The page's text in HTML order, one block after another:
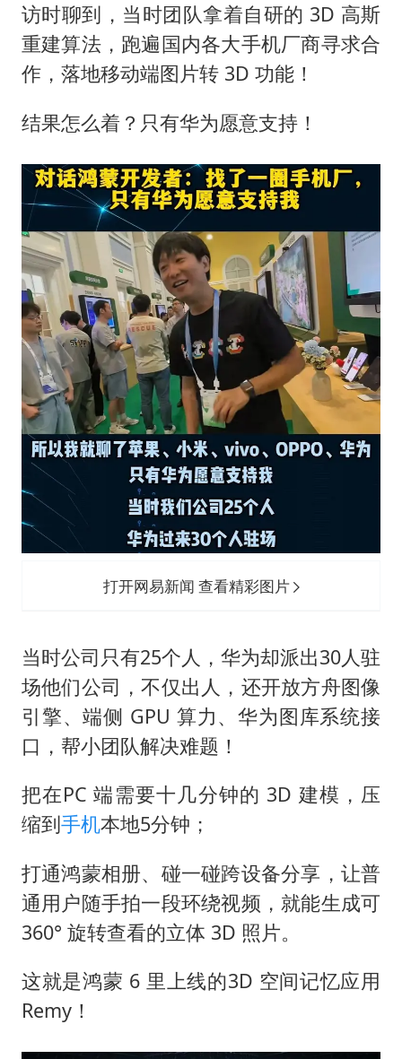
访时聊到，当时团队拿着自研的 3D 高斯
重建算法，跑遍国内各大手机厂商寻求合
作，落地移动端图片转 3D 功能！
结果怎么着？只有华为愿意支持！
打开网易新闻 查看精彩图片
当时公司只有25个人，华为却派出30人驻
场他们公司，不仅出人，还开放方舟图像
引擎、端侧 GPU 算力、华为图库系统接
口，帮小团队解决难题！
把在PC 端需要十几分钟的 3D 建模，压
缩到手机本地5分钟；
打通鸿蒙相册、碰一碰跨设备分享，让普
通用户随手拍一段环绕视频，就能生成可
360° 旋转查看的立体 3D 照片。
这就是鸿蒙 6 里上线的3D 空间记忆应用
Remy！